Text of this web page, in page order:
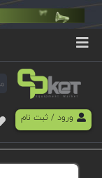
ورود/ ثبت نام